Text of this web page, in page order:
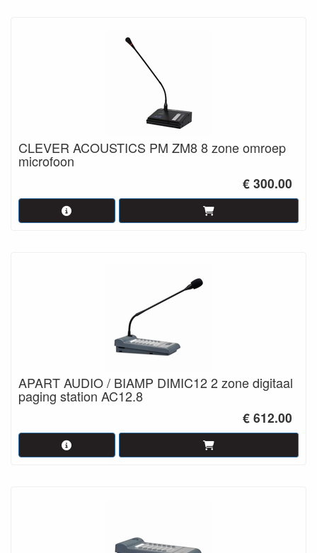
CLEVER ACOUSTICS PM ZM8 8 zone omroep
microfoon
€ 300.00
APART AUDIO / BIAMP DIMIC12 2 zone digitaal
paging station AC12.8
€ 612.00